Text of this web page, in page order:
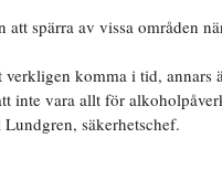
spärra av vissa områden
komma i tid, annars
inte vara allt för
säkerhetschef.